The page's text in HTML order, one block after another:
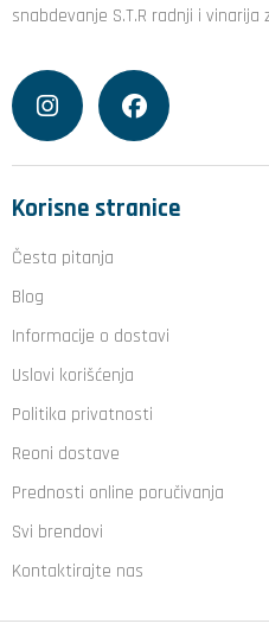
snabdevanje S.T.R radnji i vinarija
Korisne stranice
Česta pitanja
Blog
Informacije o dostavi
Uslovi korišćenja
Politika privatnosti
Reoni dostave
Prednosti online poručivanja
Svi brendovi
Kontaktirajte nas